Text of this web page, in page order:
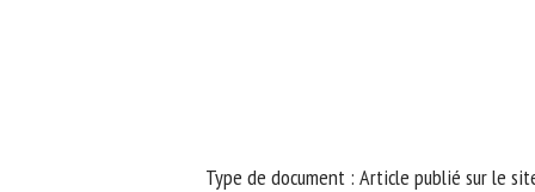
Type de document : Article publié sur le